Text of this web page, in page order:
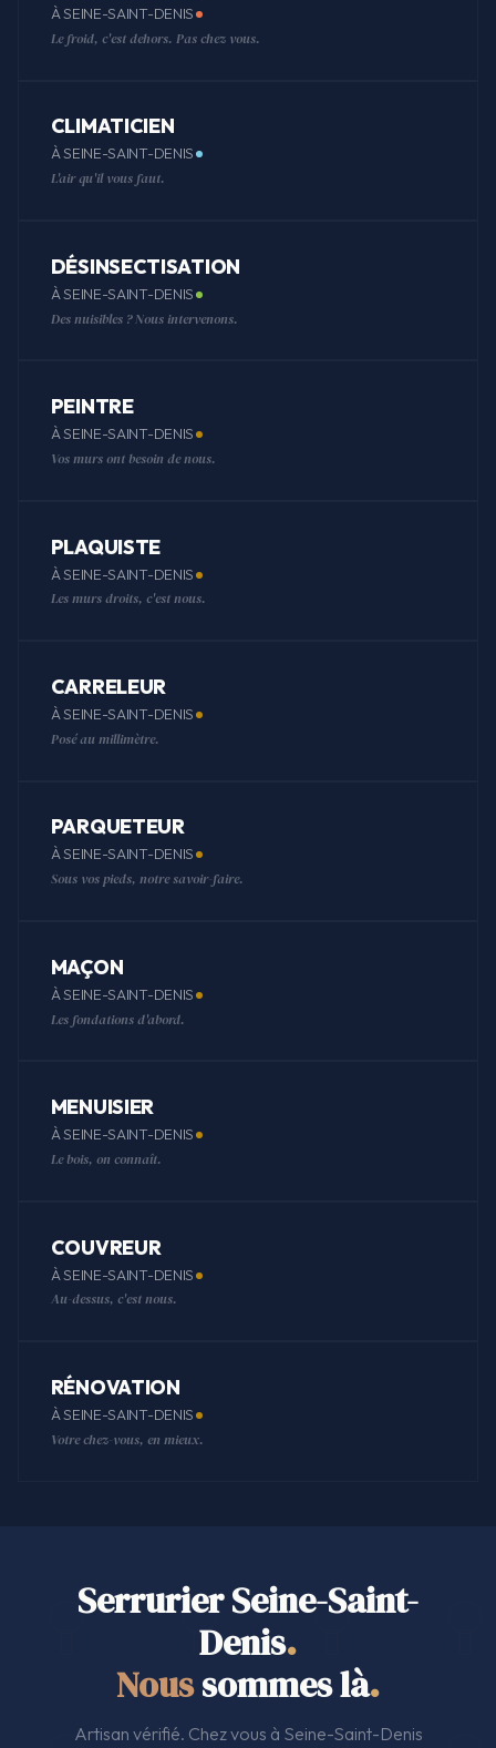
À SEINE-SAINT-DENIS
Le froid, c'est dehors. Pas chez vous.
CLIMATICIEN
À SEINE-SAINT-DENIS
L'air qu'il vous faut.
DÉSINSECTISATION
À SEINE-SAINT-DENIS
Des nuisibles ? Nous intervenons.
PEINTRE
À SEINE-SAINT-DENIS
Vos murs ont besoin de nous.
PLAQUISTE
À SEINE-SAINT-DENIS
Les murs droits, c'est nous.
CARRELEUR
À SEINE-SAINT-DENIS
Posé au millimètre.
PARQUETEUR
À SEINE-SAINT-DENIS
Sous vos pieds, notre savoir-faire.
MAÇON
À SEINE-SAINT-DENIS
Les fondations d'abord.
MENUISIER
À SEINE-SAINT-DENIS
Le bois, on connaît.
COUVREUR
À SEINE-SAINT-DENIS
Au-dessus, c'est nous.
RÉNOVATION
À SEINE-SAINT-DENIS
Votre chez-vous, en mieux.
Serrurier Seine-Saint-
Denis.
Noussommes là.
Artisan vérifié. Chez vous à Seine-Saint-Denis